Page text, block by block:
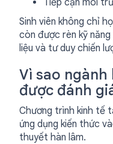
Sinh viên không chỉ
còn được rèn kỹ
liệu và tư duy chiến
Vì sao
được đánh
Chương trình kinh tế
ứng dụng kiến thức
thuyết hàn lâm.